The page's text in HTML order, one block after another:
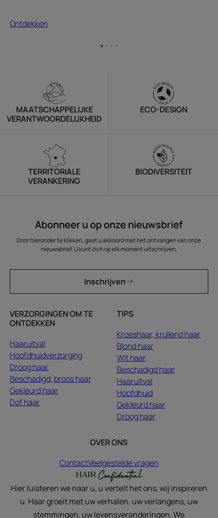
Ontdekken
GaGa
GaGa
MAATSCHAPPELIJKE
VERANTWOORDELIJKHEID
ECO-DESIGN
TERRITORIALE
VERANKERING
BIODIVERSITEIT
Abonneer u op onze nieuwsbrief
Door hieronder te klikken, gaat u akkoord met het ontvangen van onze
nieuwsbrief. U kunt zich op elk moment uitschrijven.
Inschrijven
VERZORGINGEN OM TE
ONTDEKKEN
Haaruitval
Hoofdhuidverzorging
Droog haar
Beschadigd, broos haar
Gekleurd haar
Dof haar
TIPS
Kroeshaar, krullend haar
Blond haar
Wit haar
Beschadigd haar
Haaruitval
Hoofdhuid
Gekleurd haar
Droog haar
OVER ONS
ContactVeelgestelde vragen
Hier luisteren we naar u, u vertelt het ons, wij inspireren
u. Haar groeit met uw verhalen, uw verlangens, uw
stemmingen, uw levensveranderingen. We